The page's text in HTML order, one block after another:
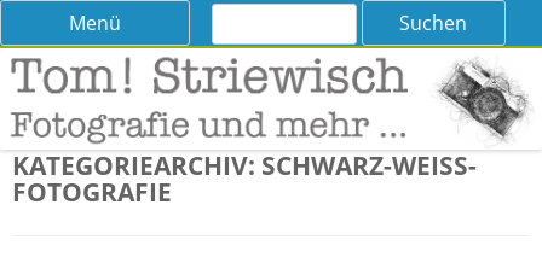
Tom! Striewisch – Fotografieren
lernen
Tipps und Tricks und Meinungen zur Fotografie
Menü
Skip
content
Suchen
KATEGORIEARCHIV: SCHWARZ-WEISS-F
OTOGRAFIE